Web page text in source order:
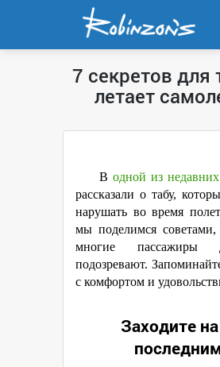
7 секретов для
летает
В одной из недавних
рассказали о табу,
нарушать во время
мы поделимся
многие
подозревают.
с комфортом и
Заходите